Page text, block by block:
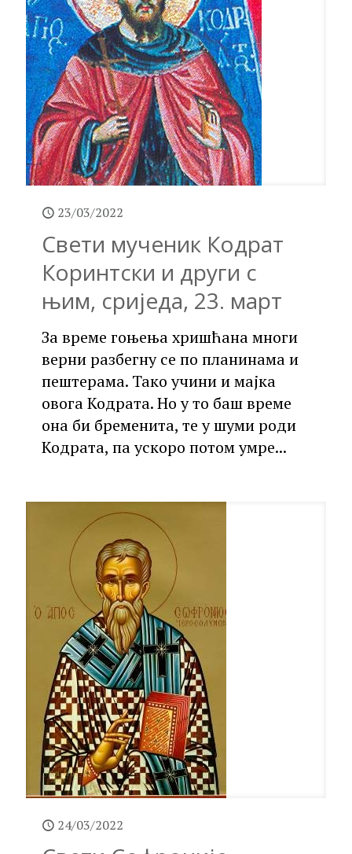
23/03/2022
Свети мученик Кодрат
Коринтски и други с
њим, сриједа, 23. март
За време гоњења хришћана многи
верни разбегну се по планинама и
пештерама. Тако учини и мајка
овога Кодрата. Но у то баш време
она би бременита, те у шуми роди
Кодрата, па ускоро потом умре...
24/03/2022